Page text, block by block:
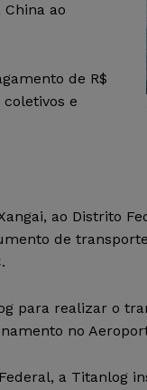
ao
de R$
e
ao Distrito
de
para realizar o
no
a Titanlog